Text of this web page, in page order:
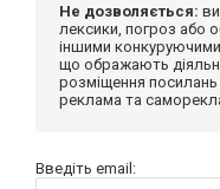
Не дозволяється:
лексики, погроз або
іншими конкуруючими
що ображають
розміщення посилань
реклама та
Введіть email: